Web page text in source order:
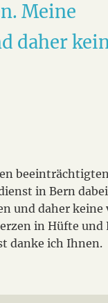
Meine
daher
in Bern
und daher keine
in Hüfte und
danke ich Ihnen.